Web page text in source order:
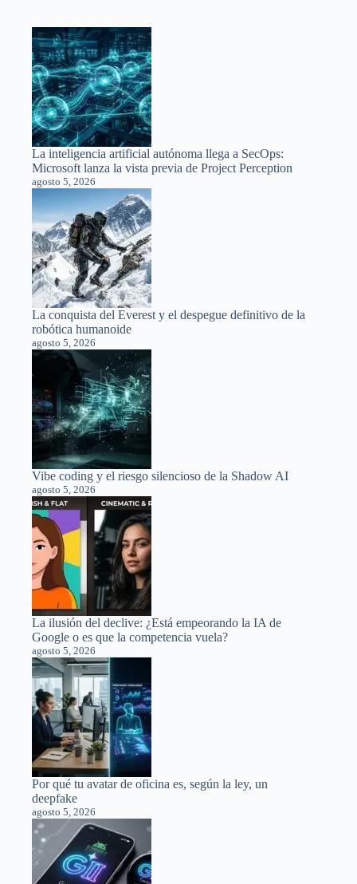
La inteligencia artificial autónoma llega a SecOps:
Microsoft lanza la vista previa de Project Perception
agosto 5, 2026
La conquista del Everest y el despegue definitivo de la
robótica humanoide
agosto 5, 2026
Vibe coding y el riesgo silencioso de la Shadow AI
agosto 5, 2026
La ilusión del declive: ¿Está empeorando la IA de
Google o es que la competencia vuela?
agosto 5, 2026
Por qué tu avatar de oficina es, según la ley, un
deepfake
agosto 5, 2026